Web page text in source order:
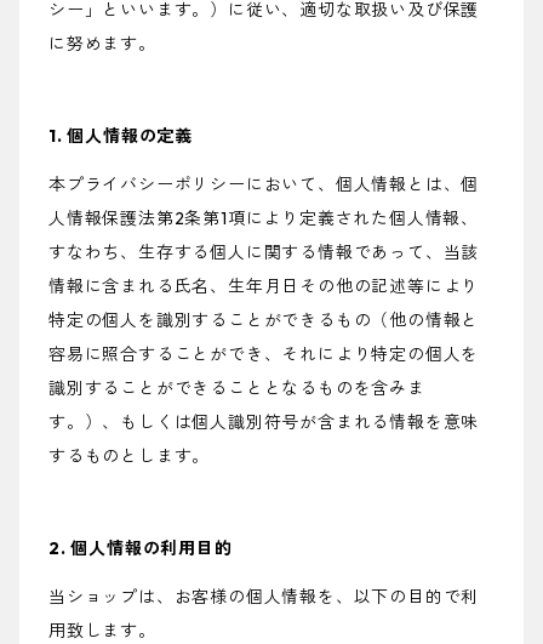
シー」といいます。）に従い、適切な取扱い及び保護
に努めます。
1. 個人情報の定義
本プライバシーポリシーにおいて、個人情報とは、個
人情報保護法第2条第1項により定義された個人情報、
すなわち、生存する個人に関する情報であって、当該
情報に含まれる氏名、生年月日その他の記述等により
特定の個人を識別することができるもの（他の情報と
容易に照合することができ、それにより特定の個人を
識別することができることとなるものを含みま
す。）、もしくは個人識別符号が含まれる情報を意味
するものとします。
2. 個人情報の利用目的
当ショップは、お客様の個人情報を、以下の目的で利
用致します。